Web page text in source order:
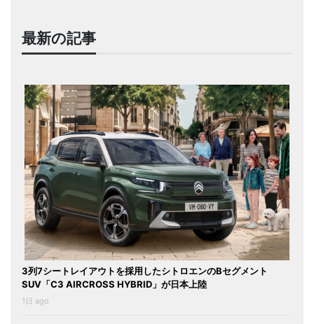
最新の記事
3列7シートレイアウトを採用したシトロエンのBセグメント
SUV「C3 AIRCROSS HYBRID」が日本上陸
1日 ago